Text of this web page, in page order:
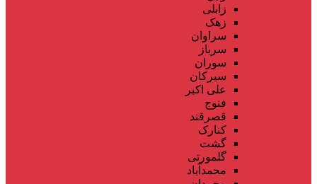
زابلی
زهک
سراوان
سرباز
سوران
سیرکان
علی اکبر
فنوج
قصرقند
کنارک
گشت
گلمورتی
محمدآباد